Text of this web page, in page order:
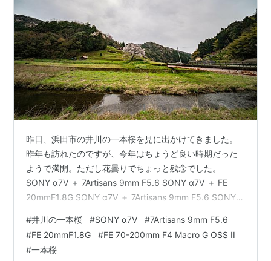
昨日、浜田市の井川の一本桜を見に出かけてきました。
昨年も訪れたのですが、今年はちょうど良い時期だった
ようで満開。ただし花曇りでちょっと残念でした。
SONY α7Ⅴ ＋ 7Artisans 9mm F5.6 SONY α7Ⅴ ＋ FE
20mmF1.8G SONY α7Ⅴ ＋ 7Artisans 9mm F5.6 SONY
FE 20mmF1.8G SONY α7Ⅴ ＋ FE 70-200mm F4 Macro
G OSS II クリックお願いします ↓ ↓ ↓ ↓ にほんブログ
村 にほんブログ村 に…
#井川の一本桜 #SONY α7Ⅴ #7Artisans 9mm F5.6
#FE 20mmF1.8G #FE 70-200mm F4 Macro G OSS II
#一本桜